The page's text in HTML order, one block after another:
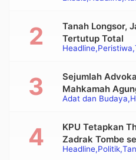
Headline Peristiwa
Tanah Longsor,
Tertutup Total
Adat dan Budaya
Sejumlah
Mahkamah
Alat Berat pada
Headline Politik
KPU Tetapkan
Zadrak Tombe
Bupati Tana